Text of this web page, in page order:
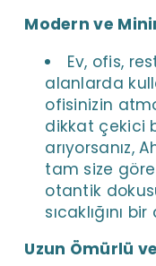
Modern ve
Ev, ofis,
alanlarda
ofisinizin
dikkat çekici
arıyorsanız,
tam size
otantik
sıcaklığını
Uzun Ömürlü